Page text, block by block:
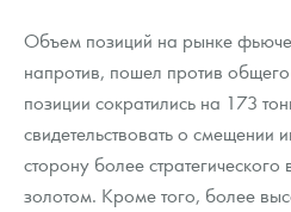
Объем позиций на рынке
напротив, пошел против
позиции сократились на 173
свидетельствовать о смещении
сторону более
золотом. Кроме того, более